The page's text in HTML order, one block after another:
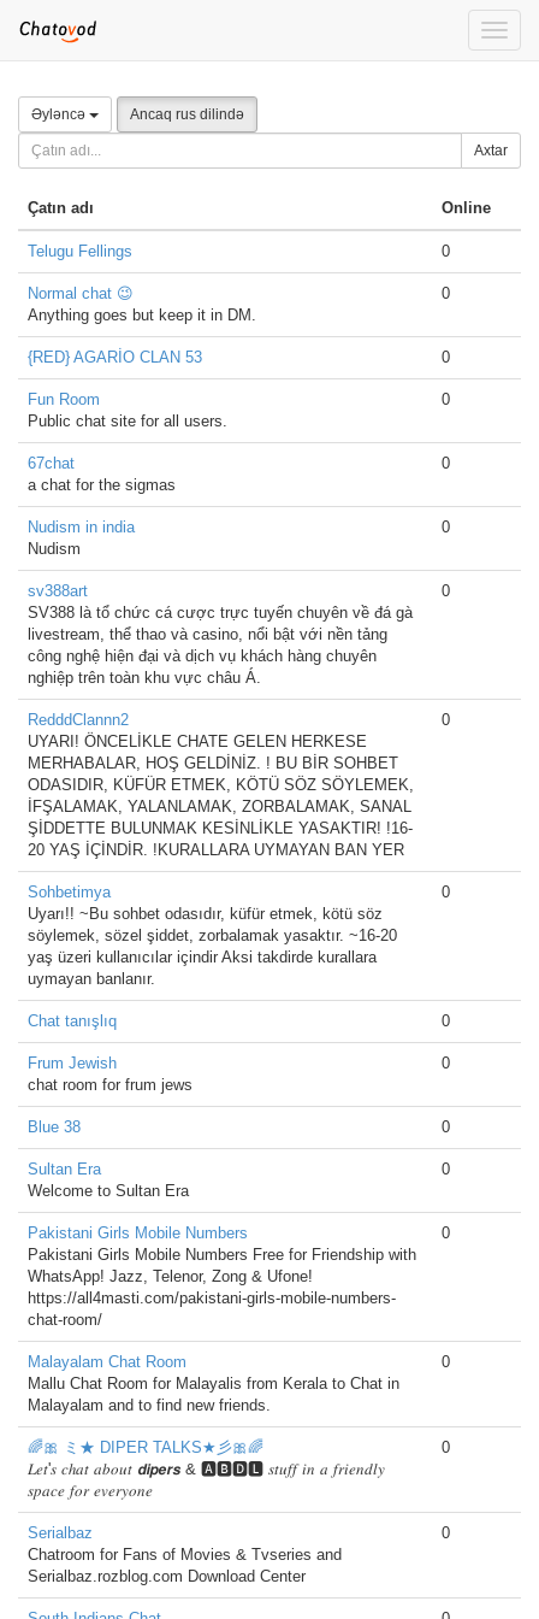
Toggle
Əyləncə Ancaq rus dilində
Axtar
Çatın adı Online
Telugu Fellings 0
Normal chat 😉
Anything goes but keep it in DM.
0
{RED} AGARİO CLAN 53 0
Fun Room
Public chat site for all users.
0
67chat
a chat for the sigmas
0
Nudism in india
Nudism
0
sv388art
SV388 là tổ chức cá cược trực tuyến chuyên về đá gà
livestream, thể thao và casino, nổi bật với nền tảng
công nghệ hiện đại và dịch vụ khách hàng chuyên
nghiệp trên toàn khu vực châu Á.
0
RedddClannn2
UYARI! ÖNCELİKLE CHATE GELEN HERKESE
MERHABALAR, HOŞ GELDİNİZ. ! BU BİR SOHBET
ODASIDIR, KÜFÜR ETMEK, KÖTÜ SÖZ SÖYLEMEK,
İFŞALAMAK, YALANLAMAK, ZORBALAMAK, SANAL
ŞİDDETTE BULUNMAK KESİNLİKLE YASAKTIR! !16-
20 YAŞ İÇİNDİR. !KURALLARA UYMAYAN BAN YER
0
Sohbetimya
Uyarı!! ~Bu sohbet odasıdır, küfür etmek, kötü söz
söylemek, sözel şiddet, zorbalamak yasaktır. ~16-20
yaş üzeri kullanıcılar içindir Aksi takdirde kurallara
uymayan banlanır.
0
Chat tanışlıq 0
Frum Jewish
chat room for frum jews
0
Blue 38 0
Sultan Era
Welcome to Sultan Era
0
Pakistani Girls Mobile Numbers
Pakistani Girls Mobile Numbers Free for Friendship with
WhatsApp! Jazz, Telenor, Zong & Ufone!
https://all4masti.com/pakistani-girls-mobile-numbers-
chat-room/
0
Malayalam Chat Room
Mallu Chat Room for Malayalis from Kerala to Chat in
Malayalam and to find new friends.
0
🌈🎀 ミ★ DIPER TALKS★彡🎀🌈
𝐿𝑒𝑡'𝑠 𝑐ℎ𝑎𝑡 𝑎𝑏𝑜𝑢𝑡 𝙙𝙞𝙥𝙚𝙧𝙨 & 🅰🅱🅳🅻 𝑠𝑡𝑢𝑓𝑓 𝑖𝑛 𝑎 𝑓𝑟𝑖𝑒𝑛𝑑𝑙𝑦
𝑠𝑝𝑎𝑐𝑒 𝑓𝑜𝑟 𝑒𝑣𝑒𝑟𝑦𝑜𝑛𝑒
0
Serialbaz
Chatroom for Fans of Movies & Tvseries and
Serialbaz.rozblog.com Download Center
0